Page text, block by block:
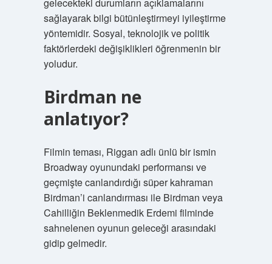
sağlayarak bilgi bütünleştirmeyi iyileştirme
yöntemidir. Sosyal, teknolojik ve politik
faktörlerdeki değişiklikleri öğrenmenin bir
yoludur.
Birdman ne
anlatıyor?
Filmin teması, Riggan adlı ünlü bir ismin
Broadway oyunundaki performansı ve
geçmişte canlandırdığı süper kahraman
Birdman’i canlandırması ile Birdman veya
Cahilliğin Beklenmedik Erdemi filminde
sahnelenen oyunun geleceği arasındaki
gidip gelmedir.